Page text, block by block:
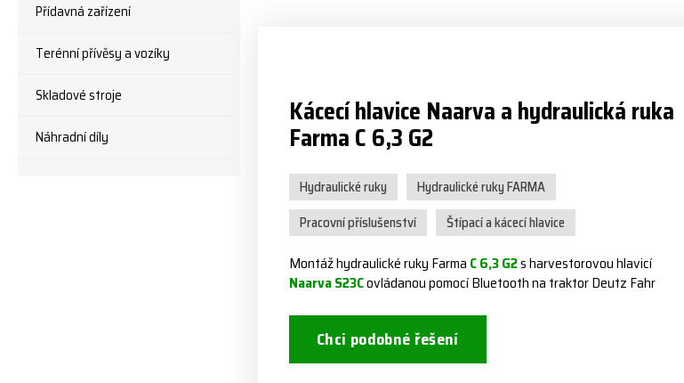
Přídavná zařízení
Terénní přívěsy a vozíky
Skladové stroje
Náhradní díly
Kácecí hlavice Naarva a hydraulická ruka
Farma C 6,3 G2
Hydraulické ruky
Hydraulické ruky FARMA
Pracovní příslušenství
Štípací a kácecí hlavice
Montáž hydraulické ruky Farma C 6,3 G2s harvestorovou hlavicí
Naarva S23Covládanou pomocí Bluetooth na traktor Deutz Fahr
Chci podobné řešení